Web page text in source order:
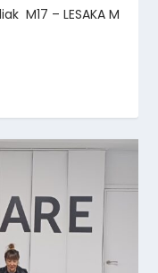
M17 – LESAKA M